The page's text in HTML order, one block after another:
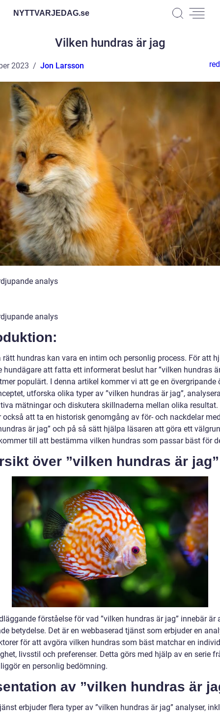
NYTTVARJEDAG.se
Vilken hundras är jag
2023 Jon Larsson
analys
analys
rätt hundras kan vara en intim och personlig process. För att
hundägare att fatta ett informerat beslut har ”vilken hundras
populärt. I denna artikel kommer vi att ge en övergripande
utforska olika typer av ”vilken hundras är jag”,
mätningar och diskutera skillnaderna mellan olika resultat.
också att ta en historisk genomgång av för- och nackdelar
är jag” och på så sätt hjälpa läsaren att göra ett
till att bestämma vilken hundras som passar bäst för
över ”vilken hundras är jag”
förståelse för vad ”vilken hundras är jag” innebär är
betydelse. Det är en webbaserad tjänst som erbjuder en
för att avgöra vilken hundras som bäst matchar en
livsstil och preferenser. Detta görs med hjälp av en serie
en personlig bedömning.
av ”vilken hundras är
erbjuder flera typer av ”vilken hundras är jag” analyser,